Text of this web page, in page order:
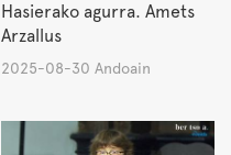
Hasierako agurra. Amets
Arzallus
2025-08-30 Andoain